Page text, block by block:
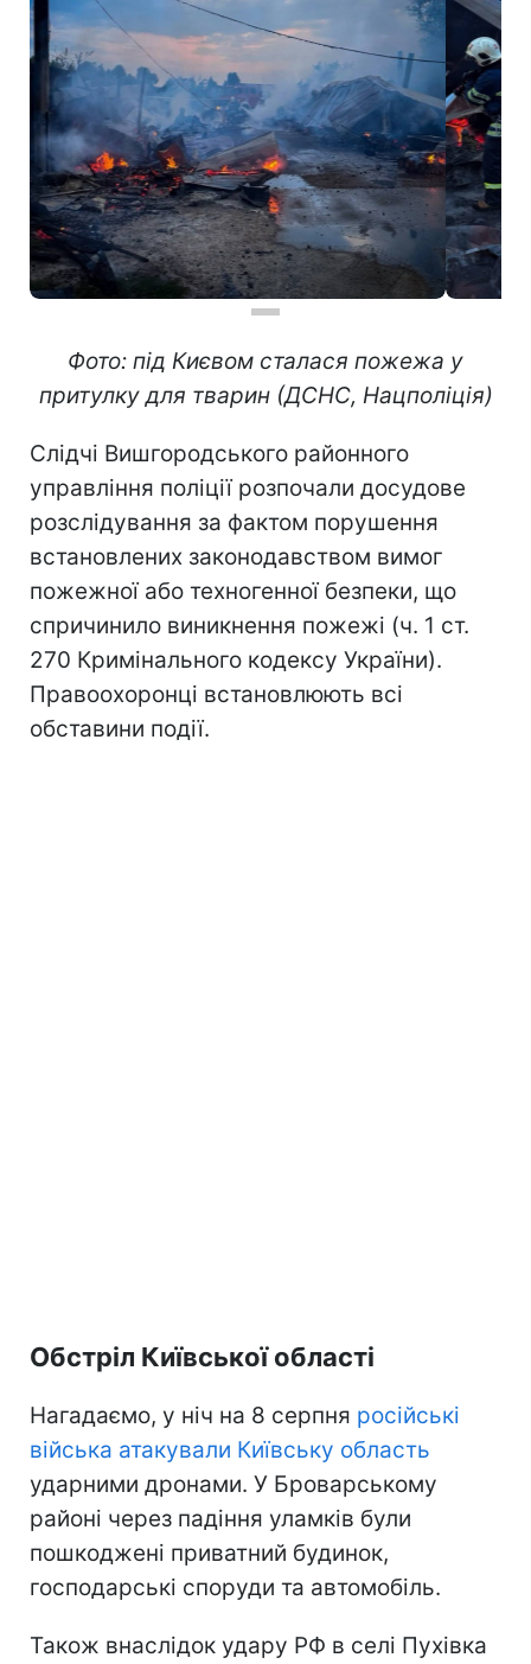
Фото: під Києвом сталася пожежа у
притулку для тварин (ДСНС, Нацполіція)
Слідчі Вишгородського районного
управління поліції розпочали досудове
розслідування за фактом порушення
встановлених законодавством вимог
пожежної або техногенної безпеки, що
спричинило виникнення пожежі (ч. 1 ст.
270 Кримінального кодексу України).
Правоохоронці встановлюють всі
обставини події.
Обстріл Київської області
Нагадаємо, у ніч на 8 серпня російські
війська атакували Київську область
ударними дронами. У Броварському
районі через падіння уламків були
пошкоджені приватний будинок,
господарські споруди та автомобіль.
Також внаслідок удару РФ в селі Пухівка